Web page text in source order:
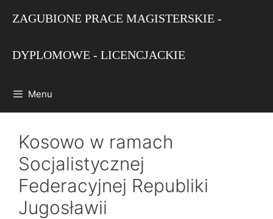
ZAGUBIONE PRACE MAGISTERSKIE -
DYPLOMOWE - LICENCJACKIE
Menu
Kosowo w ramach
Socjalistycznej
Federacyjnej Republiki
Jugosławii